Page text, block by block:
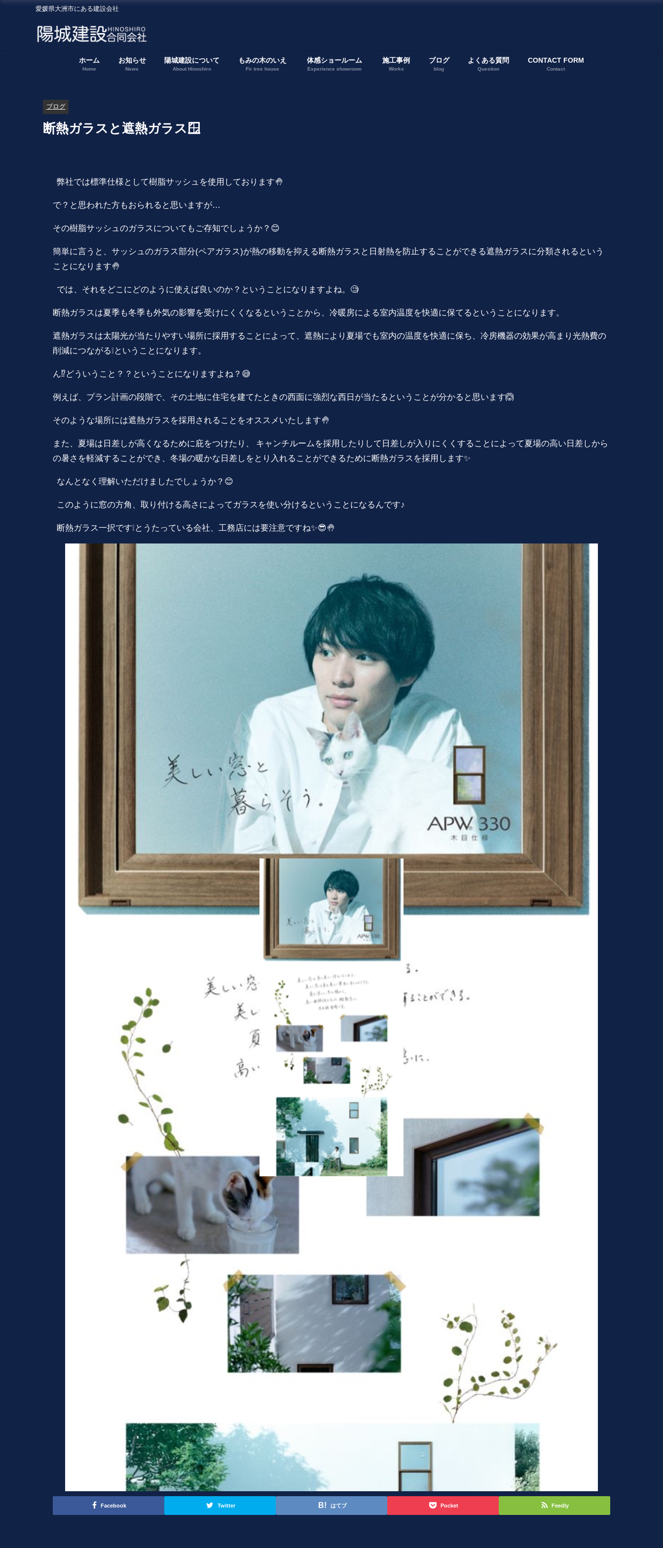
愛媛県大洲市にある建設会社
ホーム
Home
お知らせ
News
陽城建設について
About Hinoshiro
もみの木のいえ
Fir tree house
体感ショールーム
Experience showroom
施工事例
Works
ブログ
blog
よくある質問
Question
CONTACT FORM
Contact
ブログ
断熱ガラスと遮熱ガラス🪟
弊社では標準仕様として樹脂サッシュを使用しております🤚
で？と思われた方もおられると思いますが…
その樹脂サッシュのガラスについてもご存知でしょうか？😊
簡単に言うと、サッシュのガラス部分(ペアガラス)が熱の移動を抑える断熱ガラスと日射熱を防止することができる遮熱ガラスに分類されるという
ことになります🤚
では、それをどこにどのように使えば良いのか？ということになりますよね。🧐
断熱ガラスは夏季も冬季も外気の影響を受けにくくなるということから、冷暖房による室内温度を快適に保てるということになります。
遮熱ガラスは太陽光が当たりやすい場所に採用することによって、遮熱により夏場でも室内の温度を快適に保ち、冷房機器の効果が高まり光熱費の
削減につながる❕ということになります。
ん⁉️どういうこと？？ということになりますよね？😅
例えば、プラン計画の段階で、その土地に住宅を建てたときの西面に強烈な西日が当たるということが分かると思います🙆
そのような場所には遮熱ガラスを採用されることをオススメいたします🤚
また、夏場は日差しが高くなるために庇をつけたり、 キャンチルームを採用したりして日差しが入りにくくすることによって夏場の高い日差しから
の暑さを軽減することができ、冬場の暖かな日差しをとり入れることができるために断熱ガラスを採用します✨
なんとなく理解いただけましたでしょうか？😊
このように窓の方角、取り付ける高さによってガラスを使い分けるということになるんです♪
断熱ガラス一択です❕とうたっている会社、工務店には要注意ですね✨😎🤚
Facebook Twitter はてブ Pocket Feedly